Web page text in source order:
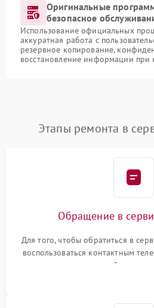
Оригинальные
безопасное
Использование официальных
аккуратная работа с
резервное копирование,
восстановление информации при
Этапы ремонта в
Обращение в
Для того, чтобы обратиться в
воспользоваться контактным
или оставить свой номер